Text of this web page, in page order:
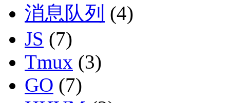
消息队列 (4)
JS (7)
Tmux (3)
GO (7)